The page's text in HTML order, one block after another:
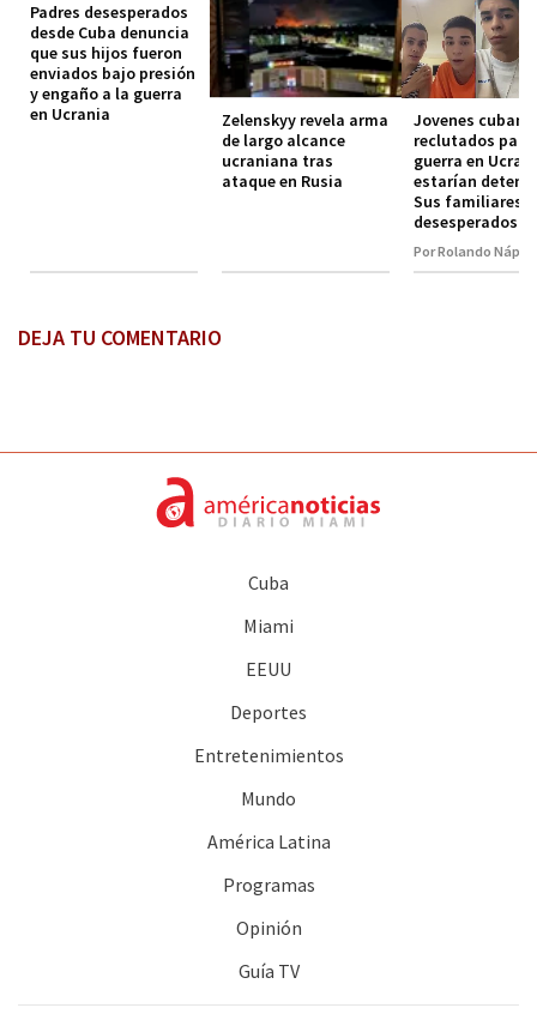
Padres desesperados
desde Cuba denuncia
que sus hijos fueron
enviados bajo presión
y engaño a la guerra
en Ucrania
Zelenskyy revela arma
de largo alcance
ucraniana tras
ataque en Rusia
Jovenes
reclutados para
guerra en
estarían
Sus familiares
desesperados
Por Rolando
DEJA TU COMENTARIO
Cuba
Miami
EEUU
Deportes
Entretenimientos
Mundo
América Latina
Programas
Opinión
Guía TV